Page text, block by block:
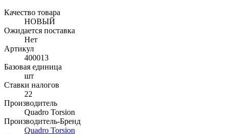
Качество товара
НОВЫЙ
Ожидается поставка
Нет
Артикул
400013
Базовая единица
шт
Ставки налогов
22
Производитель
Quadro Torsion
Производитель-Бренд
Quadro Torsion